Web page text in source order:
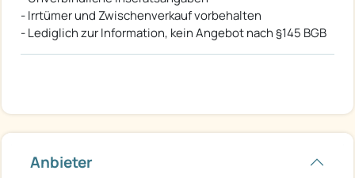
- Irrtümer und Zwischenverkauf vorbehalten
- Lediglich zur Information, kein Angebot nach §145 BGB
Anbieter